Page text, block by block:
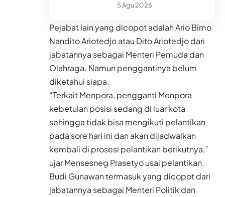
5 Agu 2026
Pejabat lain yang dicopot adalah Ario Bimo
Nandito Ariotedjo atau Dito Ariotedjo dari
jabatannya sebagai Menteri Pemuda dan
Olahraga. Namun penggantinya belum
diketahui siapa.
“Terkait Menpora, pengganti Menpora
kebetulan posisi sedang di luar kota
sehingga tidak bisa mengikuti pelantikan
pada sore hari ini dan akan dijadwalkan
kembali di prosesi pelantikan berikutnya,”
ujar Mensesneg Prasetyo usai pelantikan.
Budi Gunawan termasuk yang dicopot dari
jabatannya sebagai Menteri Politik dan